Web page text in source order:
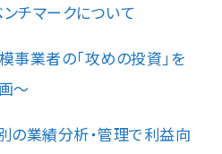
チマークについて
業者の「攻めの投資」を
～
の業績分析・管理で利益向